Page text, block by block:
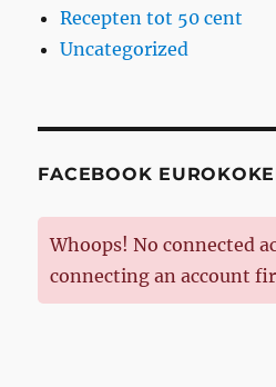
Recepten tot 50 cent
Uncategorized
FACEBOOK
Whoops! No connected
connecting an account